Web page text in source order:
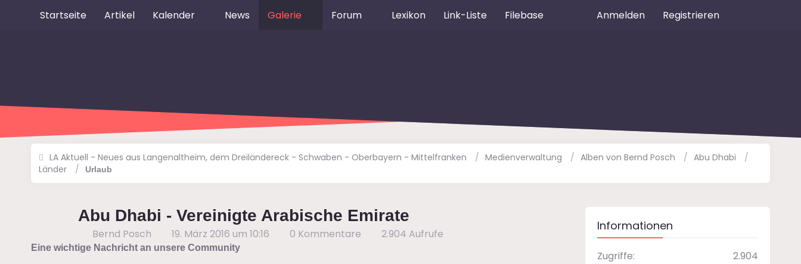
Startseite Artikel Kalender News Galerie Forum Lexikon Link-Liste Filebase Anmelden Registrieren
LA Aktuell - Neues aus Langenaltheim, dem Dreiländereck - Schwaben - Oberbayern - Mittelfranken Medienverwaltung Alben von Bernd Posch
Abu Dhabi
Länder
Urlaub
Abu Dhabi - Vereinigte Arabische Emirate
Bernd Posch 19. März 2016 um 10:16 0 Kommentare 2.904 Aufrufe
Eine wichtige Nachricht an unsere Community
Informationen
Zugriffe
2.904